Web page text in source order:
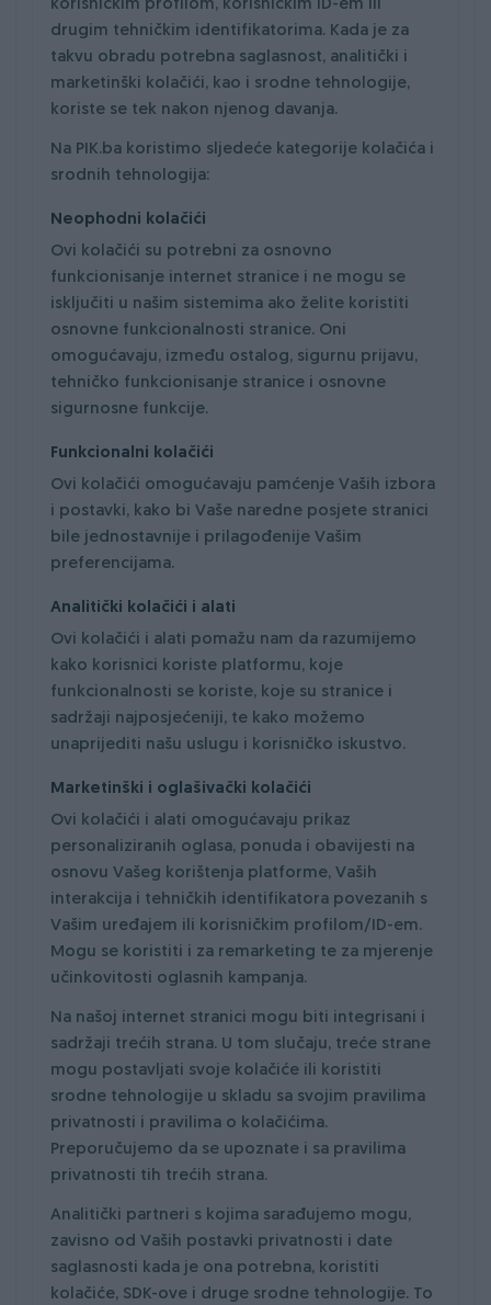
korisničkim profilom, korisničkim ID-em ili
drugim tehničkim identifikatorima. Kada je za
takvu obradu potrebna saglasnost, analitički i
marketinški kolačići, kao i srodne tehnologije,
koriste se tek nakon njenog davanja.
Na PIK.ba koristimo sljedeće kategorije kolačića i
srodnih tehnologija:
Neophodni kolačići
Ovi kolačići su potrebni za osnovno
funkcionisanje internet stranice i ne mogu se
isključiti u našim sistemima ako želite koristiti
osnovne funkcionalnosti stranice. Oni
omogućavaju, između ostalog, sigurnu prijavu,
tehničko funkcionisanje stranice i osnovne
sigurnosne funkcije.
Funkcionalni kolačići
Ovi kolačići omogućavaju pamćenje Vaših izbora
i postavki, kako bi Vaše naredne posjete stranici
bile jednostavnije i prilagođenije Vašim
preferencijama.
Analitički kolačići i alati
Ovi kolačići i alati pomažu nam da razumijemo
kako korisnici koriste platformu, koje
funkcionalnosti se koriste, koje su stranice i
sadržaji najposjećeniji, te kako možemo
unaprijediti našu uslugu i korisničko iskustvo.
Marketinški i oglašivački kolačići
Ovi kolačići i alati omogućavaju prikaz
personaliziranih oglasa, ponuda i obavijesti na
osnovu Vašeg korištenja platforme, Vaših
interakcija i tehničkih identifikatora povezanih s
Vašim uređajem ili korisničkim profilom/ID-em.
Mogu se koristiti i za remarketing te za mjerenje
učinkovitosti oglasnih kampanja.
Na našoj internet stranici mogu biti integrisani i
sadržaji trećih strana. U tom slučaju, treće strane
mogu postavljati svoje kolačiće ili koristiti
srodne tehnologije u skladu sa svojim pravilima
privatnosti i pravilima o kolačićima.
Preporučujemo da se upoznate i sa pravilima
privatnosti tih trećih strana.
Analitički partneri s kojima sarađujemo mogu,
zavisno od Vaših postavki privatnosti i date
saglasnosti kada je ona potrebna, koristiti
kolačiće, SDK-ove i druge srodne tehnologije. To